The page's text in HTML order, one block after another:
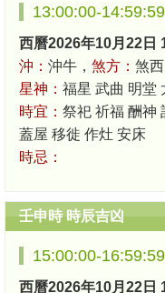
13:00:00-
西曆2026年10月22日
沖： 沖牛， 煞方： 煞西
星神： 福星 武曲 明堂
時宜： 祭祀 祈福 酬神
蓋屋 移徙 作灶 安床
時忌：
壬申時 時辰吉凶
15:00:00-
西曆2026年10月22日